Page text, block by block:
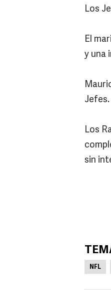
Los
El
y una
Jefes.
Los
sin
NFL